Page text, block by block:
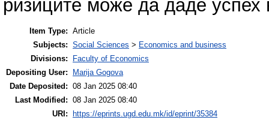
ризиците може да даде успех
Item Type: Article
Subjects: Social Sciences > Economics and business
Divisions:
Faculty of Economics
Depositing User:
Marija Gogova
Date Deposited: 08 Jan 2025 08:40
Last Modified: 08 Jan 2025 08:40
URI:
https://eprints.ugd.edu.mk/id/eprint/35384